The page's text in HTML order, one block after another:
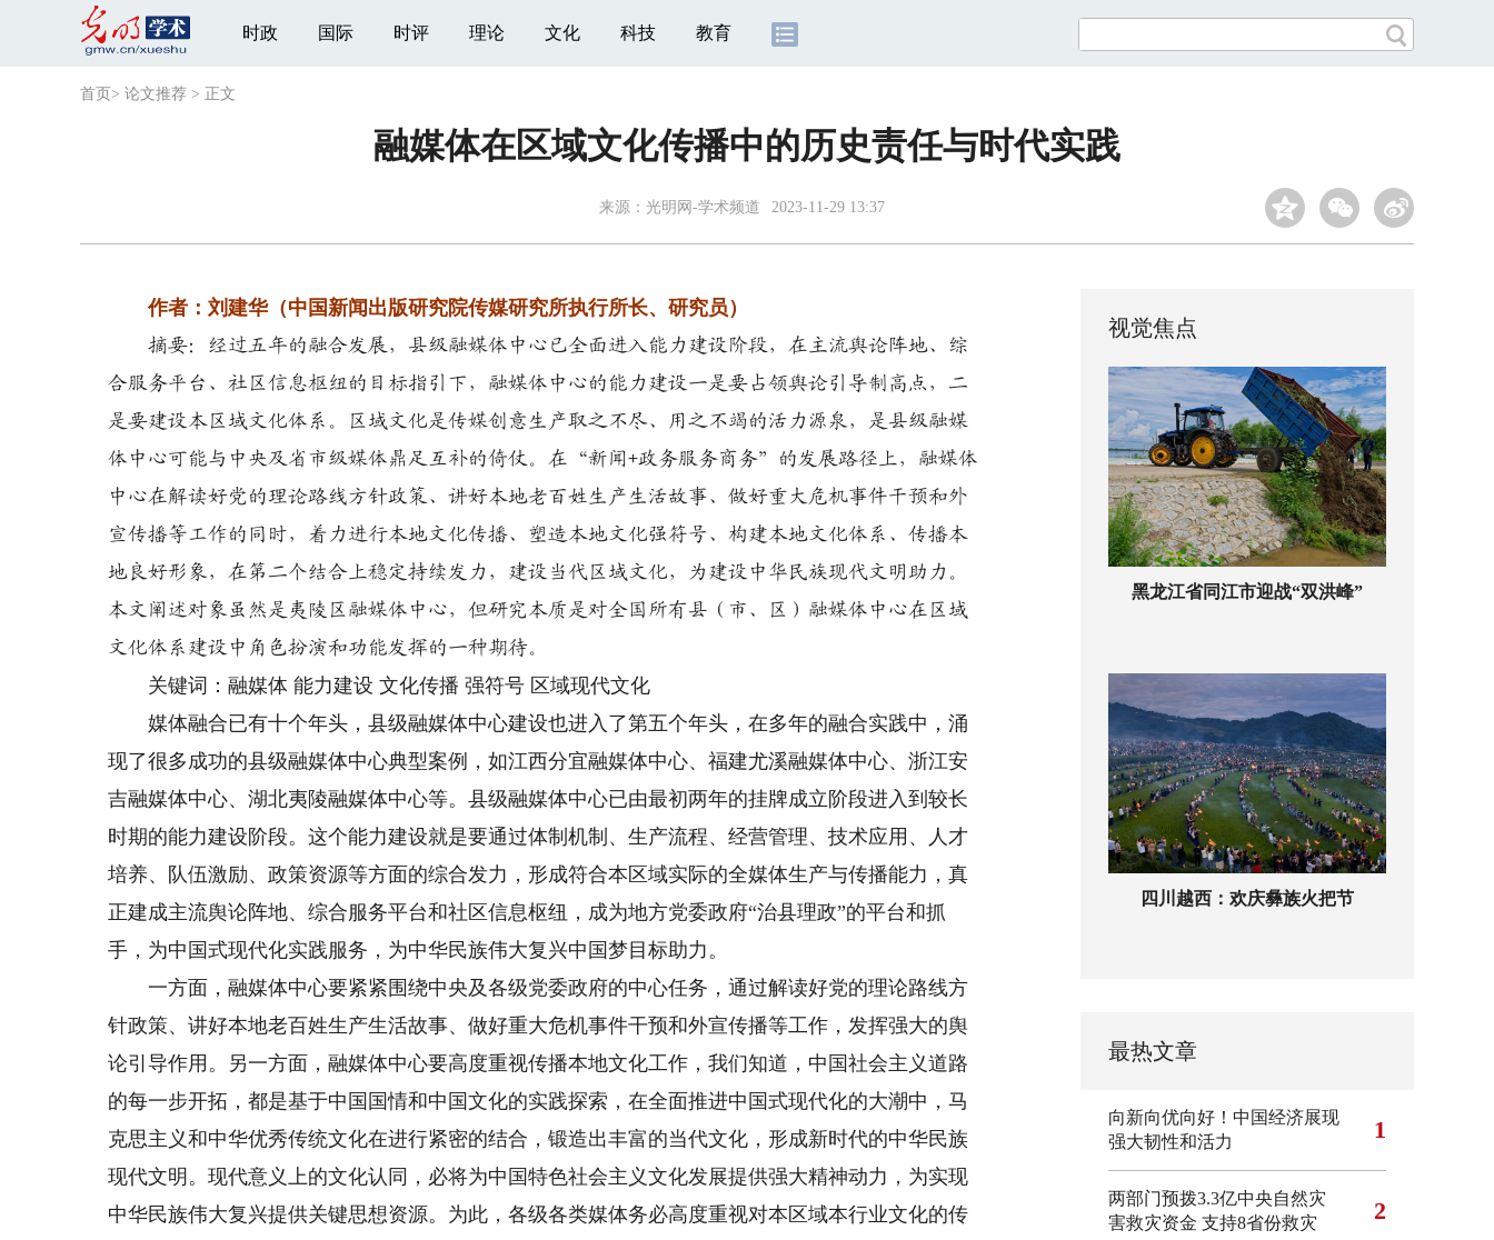
时政 国际 时评 理论 文化 科技 教育
首页 > 论文推荐 > 正文
融媒体在区域文化传播中的历史责任与时代实践
来源： 光明网-学术频道 2023-11-29 13:37
作者：刘建华（中国新闻出版研究院传媒研究所执行所长、研究员）
摘要：经过五年的融合发展，县级融媒体中心已全面进入能力建设阶段，在主流舆论阵地、综
合服务平台、社区信息枢纽的目标指引下，融媒体中心的能力建设一是要占领舆论引导制高点，二
是要建设本区域文化体系。区域文化是传媒创意生产取之不尽、用之不竭的活力源泉，是县级融媒
体中心可能与中央及省市级媒体鼎足互补的倚仗。在“新闻+政务服务商务”的发展路径上，融媒体
中心在解读好党的理论路线方针政策、讲好本地老百姓生产生活故事、做好重大危机事件干预和外
宣传播等工作的同时，着力进行本地文化传播、塑造本地文化强符号、构建本地文化体系、传播本
地良好形象，在第二个结合上稳定持续发力，建设当代区域文化，为建设中华民族现代文明助力。
本文阐述对象虽然是夷陵区融媒体中心，但研究本质是对全国所有县（市、区）融媒体中心在区域
文化体系建设中角色扮演和功能发挥的一种期待。
关键词：融媒体 能力建设 文化传播 强符号 区域现代文化
媒体融合已有十个年头，县级融媒体中心建设也进入了第五个年头，在多年的融合实践中，涌
现了很多成功的县级融媒体中心典型案例，如江西分宜融媒体中心、福建尤溪融媒体中心、浙江安
吉融媒体中心、湖北夷陵融媒体中心等。县级融媒体中心已由最初两年的挂牌成立阶段进入到较长
时期的能力建设阶段。这个能力建设就是要通过体制机制、生产流程、经营管理、技术应用、人才
培养、队伍激励、政策资源等方面的综合发力，形成符合本区域实际的全媒体生产与传播能力，真
正建成主流舆论阵地、综合服务平台和社区信息枢纽，成为地方党委政府“治县理政”的平台和抓
手，为中国式现代化实践服务，为中华民族伟大复兴中国梦目标助力。
一方面，融媒体中心要紧紧围绕中央及各级党委政府的中心任务，通过解读好党的理论路线方
针政策、讲好本地老百姓生产生活故事、做好重大危机事件干预和外宣传播等工作，发挥强大的舆
论引导作用。另一方面，融媒体中心要高度重视传播本地文化工作，我们知道，中国社会主义道路
的每一步开拓，都是基于中国国情和中国文化的实践探索，在全面推进中国式现代化的大潮中，马
克思主义和中华优秀传统文化在进行紧密的结合，锻造出丰富的当代文化，形成新时代的中华民族
现代文明。现代意义上的文化认同，必将为中国特色社会主义文化发展提供强大精神动力，为实现
中华民族伟大复兴提供关键思想资源。为此，各级各类媒体务必高度重视对本区域本行业文化的传
视觉焦点
黑龙江省同江市迎战“双洪峰”
四川越西：欢庆彝族火把节
最热文章
向新向优向好！中国经济展现
强大韧性和活力
1
两部门预拨3.3亿中央自然灾
害救灾资金 支持8省份救灾
2